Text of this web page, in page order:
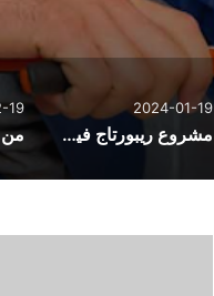
2024-01-19
مشروع ريبورتاج فيليدج في دبي لاند – للفخامة عنوان
19